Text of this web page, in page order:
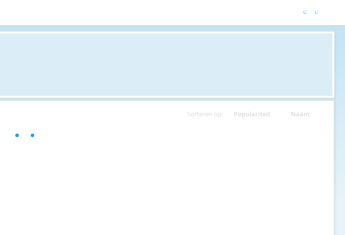
Sorteren op: Populariteit Naam